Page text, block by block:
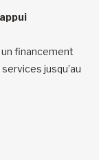
financement
jusqu’au